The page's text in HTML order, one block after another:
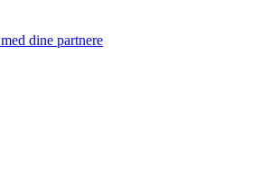
dine partnere